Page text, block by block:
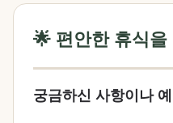
🌟 편안한 휴식
궁금하신 사항이나